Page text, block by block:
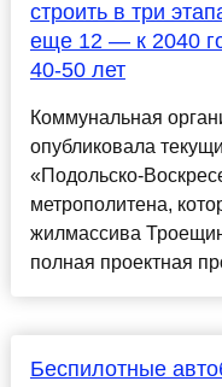
строить в три
еще 12 — к 2040
40-50 лет
Коммунальная
опубликовала
«Подольско-
метрополитена,
жилмассива
полная проектная
Беспилотные